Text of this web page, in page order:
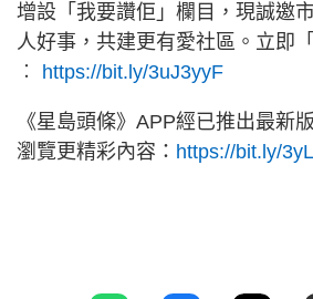
增設「我要讚佢」欄目，現誠邀
人好事，共建更有愛社區。立即「
︰ https://bit.ly/3uJ3yyF
《星島頭條》APP經已推出最新
瀏覽更精彩內容： https://bit.ly/